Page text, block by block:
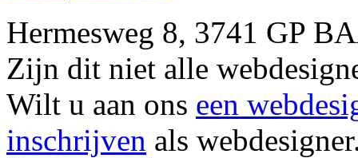
Hermesweg 8, 3741 GP
Zijn dit niet alle
Wilt u aan ons een
inschrijven als